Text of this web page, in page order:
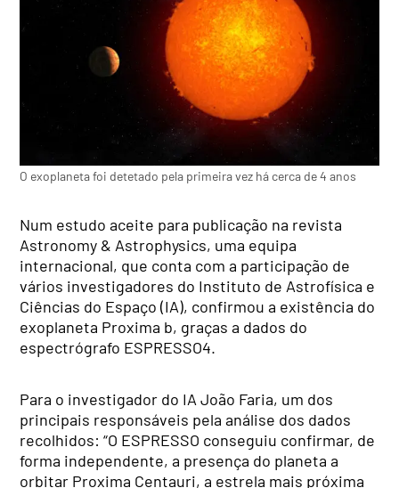
O exoplaneta foi detetado pela primeira vez há cerca de 4 anos
Num estudo aceite para publicação na revista
Astronomy & Astrophysics, uma equipa
internacional, que conta com a participação de
vários investigadores do Instituto de Astrofísica e
Ciências do Espaço (IA), confirmou a existência do
exoplaneta Proxima b, graças a dados do
espectrógrafo ESPRESSO4.
Para o investigador do IA João Faria, um dos
principais responsáveis pela análise dos dados
recolhidos: “O ESPRESSO conseguiu confirmar, de
forma independente, a presença do planeta a
orbitar Proxima Centauri, a estrela mais próxima